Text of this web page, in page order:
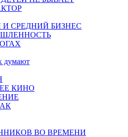
СРЕДНИЙ БИЗНЕС
думают
КИНО
ВО ВРЕМЕНИ